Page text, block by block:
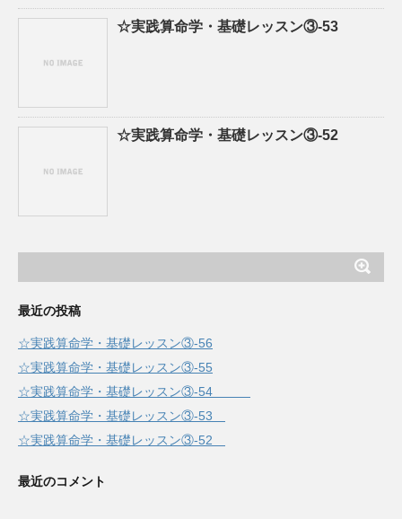
☆実践算命学・基礎レッスン③-53
☆実践算命学・基礎レッスン③-52
最近の投稿
☆実践算命学・基礎レッスン③-56
☆実践算命学・基礎レッスン③-55
☆実践算命学・基礎レッスン③-54
☆実践算命学・基礎レッスン③-53
☆実践算命学・基礎レッスン③-52
最近のコメント